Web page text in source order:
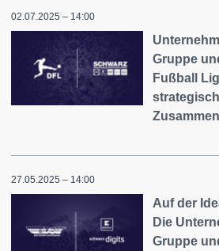
02.07.2025 – 14:00
Gruppe
Fußball
27.05.2025 – 14:00
Auf der
Die
Gruppe